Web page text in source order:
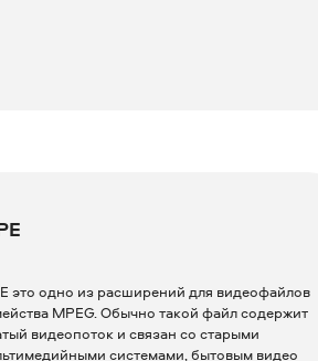
это одно из расширений для видеофайлов
MPEG. Обычно такой файл содержит
видеопоток и связан со старыми
системами, бытовым видео